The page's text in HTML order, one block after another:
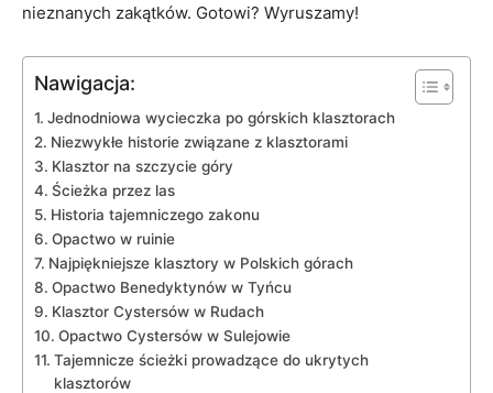
nieznanych zakątków. Gotowi? Wyruszamy!
Nawigacja:
Jednodniowa wycieczka po górskich klasztorach
Niezwykłe historie związane z klasztorami
Klasztor na szczycie góry
Ścieżka przez ⁤las
Historia tajemniczego zakonu
Opactwo w ruinie
Najpiękniejsze ‌klasztory⁤ w Polskich górach
Opactwo Benedyktynów w Tyńcu
Klasztor Cystersów w Rudach
Opactwo Cystersów w⁤ Sulejowie
Tajemnicze ścieżki prowadzące do ukrytych
klasztorów